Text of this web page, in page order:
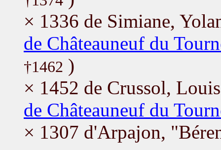
× 1336 de Simiane,
de Châteauneuf du
†1462 )
× 1452 de Crussol,
de Châteauneuf du
× 1307 d'Arpajon,